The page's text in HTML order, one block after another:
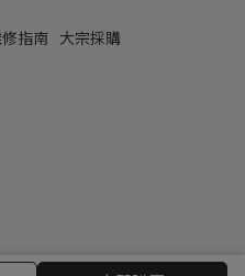
指南 大宗採購